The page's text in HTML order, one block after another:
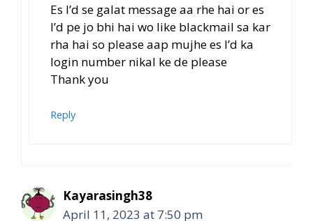
Es I’d se galat message aa rhe hai or es
I’d pe jo bhi hai wo like blackmail sa kar
rha hai so please aap mujhe es I’d ka
login number nikal ke de please
Thank you
Reply
Kayarasingh38
April 11, 2023 at 7:50 pm